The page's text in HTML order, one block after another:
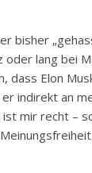
bisher
lang bei
dass Elon
indirekt an
mir recht –